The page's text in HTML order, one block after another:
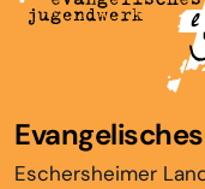
Eschersheimer